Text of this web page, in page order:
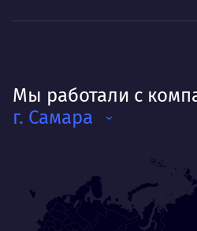
Мы работали с
г. Самара